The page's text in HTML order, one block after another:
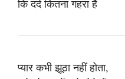
कि दर्द कितना गहरा है
प्यार कभी झूठा नहीं होता,